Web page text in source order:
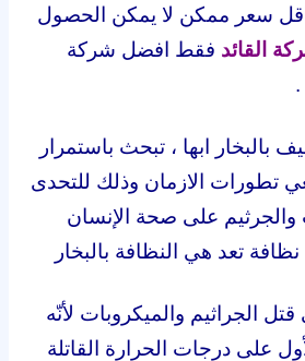
سعر ممكن لا يمكن الحصول
القائد فقط افضل شركة
.
ابها ، تبحث باستمرار
تطورات الازمان وذلك للتحدى
والجرثيم على صحة الإنسان
تعد هي النظافة بالبخار
الجراثيم والميكروبات لأنّه
على درجات الحرارة القاتلة